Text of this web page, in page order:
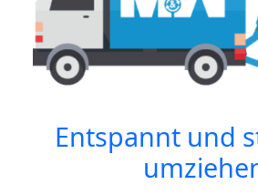
Entspannt und